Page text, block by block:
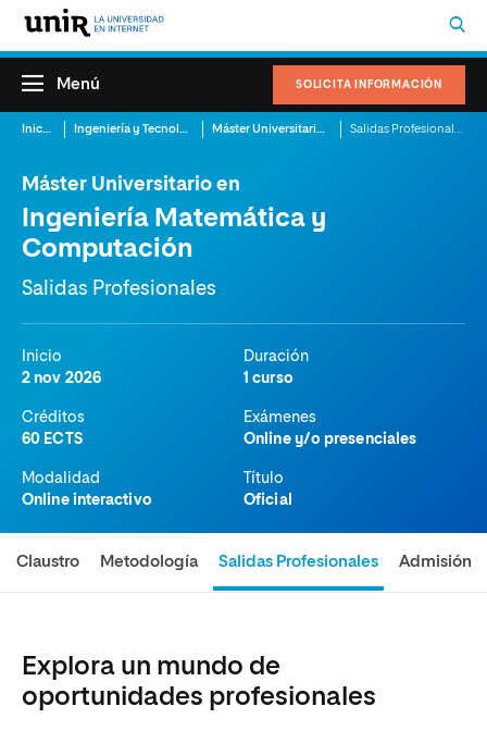
SOLICITA INFORMACIÓN
Menú
Inicio Ingeniería y Tecnología Máster Universitario en Ingeniería Matemática y Computación
Máster Universitario en
Ingeniería Matemática y
Computación
Salidas Profesionales
Inicio
2 nov 2026
Duración
1 curso
Créditos
60 ECTS
Exámenes
Online y/o presenciales
Modalidad
Online interactivo
Título
Oficial
Claustro Metodología Salidas Profesionales Admisión
Explora un mundo de
oportunidades profesionales